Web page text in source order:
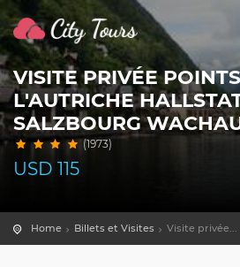
VISITE PRIVÉE
L'AUTRICHE
SALZBOURG
(1973)
USD 115
Home Billets et Visites Visite privée...